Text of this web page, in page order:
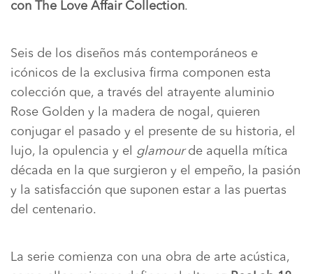
con The Love Affair Collection.
Seis de los diseños más contemporáneos e
icónicos de la exclusiva firma componen esta
colección que, a través del atrayente aluminio
Rose Golden y la madera de nogal, quieren
conjugar el pasado y el presente de su historia, el
lujo, la opulencia y el
glamourde aquella mítica
década en la que surgieron y el empeño, la pasión
y la satisfacción que suponen estar a las puertas
del centenario.
La serie comienza con una obra de arte acústica,